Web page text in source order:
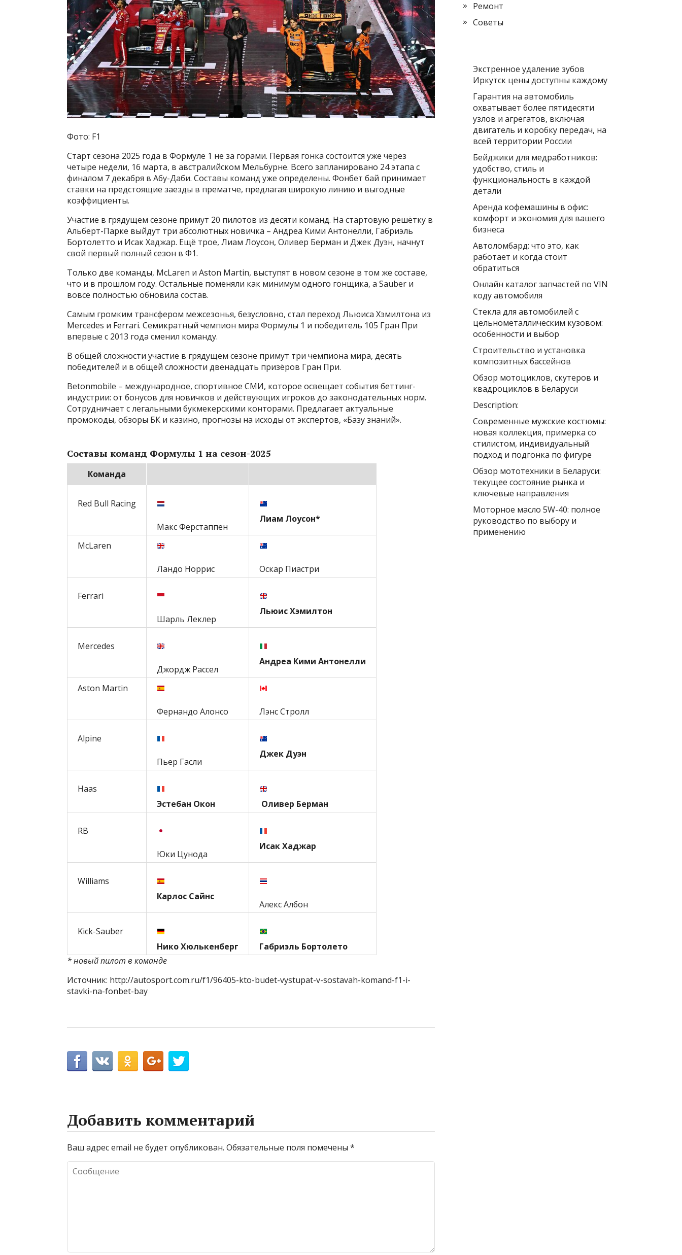
Фото: F1
Старт сезона 2025 года в Формуле 1 не за горами. Первая гонка состоится уже через
четыре недели, 16 марта, в австралийском Мельбурне. Всего запланировано 24 этапа с
финалом 7 декабря в Абу-Даби. Составы команд уже определены. Фонбет бай принимает
ставки на предстоящие заезды в прематче, предлагая широкую линию и выгодные
коэффициенты.
Участие в грядущем сезоне примут 20 пилотов из десяти команд. На стартовую решётку в
Альберт-Парке выйдут три абсолютных новичка – Андреа Кими Антонелли, Габриэль
Бортолетто и Исак Хаджар. Ещё трое, Лиам Лоусон, Оливер Берман и Джек Дуэн, начнут
свой первый полный сезон в Ф1.
Только две команды, McLaren и Aston Martin, выступят в новом сезоне в том же составе,
что и в прошлом году. Остальные поменяли как минимум одного гонщика, а Sauber и
вовсе полностью обновила состав.
Самым громким трансфером межсезонья, безусловно, стал переход Льюиса Хэмилтона из
Mercedes и Ferrari. Семикратный чемпион мира Формулы 1 и победитель 105 Гран При
впервые с 2013 года сменил команду.
В общей сложности участие в грядущем сезоне примут три чемпиона мира, десять
победителей и в общей сложности двенадцать призёров Гран При.
Betonmobile – международное, спортивное СМИ, которое освещает события беттинг-
индустрии: от бонусов для новичков и действующих игроков до законодательных норм.
Сотрудничает с легальными букмекерскими конторами. Предлагает актуальные
промокоды, обзоры БК и казино, прогнозы на исходы от экспертов, «Базу знаний».
Составы команд Формулы 1 на сезон-2025
Команда
Red Bull Racing
Макс Ферстаппен
Лиам Лоусон*
McLaren
Ландо Норрис Оскар Пиастри
Ferrari
Шарль Леклер
Льюис Хэмилтон
Mercedes
Джордж Рассел
Андреа Кими Антонелли
Aston Martin
Фернандо Алонсо Лэнс Стролл
Alpine
Пьер Гасли
Джек Дуэн
Haas
Эстебан Окон
Оливер Берман
RB
Юки Цунода
Исак Хаджар
Williams
Карлос Сайнс
Алекс Албон
Kick-Sauber
Нико Хюлькенберг
Габриэль Бортолето
* новый пилот в команде
Источник: http://autosport.com.ru/f1/96405-kto-budet-vystupat-v-sostavah-komand-f1-i-
stavki-na-fonbet-bay
Добавить комментарий
Ваш адрес email не будет опубликован. Обязательные поля помечены *
Ремонт
Советы
Экстренное удаление зубов
Иркутск цены доступны каждому
Гарантия на автомобиль
охватывает более пятидесяти
узлов и агрегатов, включая
двигатель и коробку передач, на
всей территории России
Бейджики для медработников:
удобство, стиль и
функциональность в каждой
детали
Аренда кофемашины в офис:
комфорт и экономия для вашего
бизнеса
Автоломбард: что это, как
работает и когда стоит
обратиться
Онлайн каталог запчастей по VIN
коду автомобиля
Стекла для автомобилей с
цельнометаллическим кузовом:
особенности и выбор
Строительство и установка
композитных бассейнов
Обзор мотоциклов, скутеров и
квадроциклов в Беларуси
Description:
Современные мужские костюмы:
новая коллекция, примерка со
стилистом, индивидуальный
подход и подгонка по фигуре
Обзор мототехники в Беларуси:
текущее состояние рынка и
ключевые направления
Моторное масло 5W-40: полное
руководство по выбору и
применению